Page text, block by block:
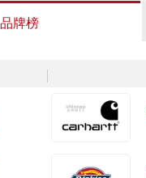
品牌榜